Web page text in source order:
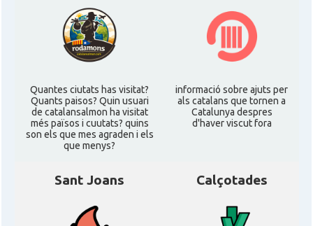
Quantes ciutats has visitat?
Quants paisos? Quin usuari
de catalansalmon ha visitat
més països i cuutats? quins
son els que mes agraden i els
que menys?
informació sobre ajuts per
als catalans que tornen a
Catalunya despres
d'haver viscut fora
Sant Joans Calçotades